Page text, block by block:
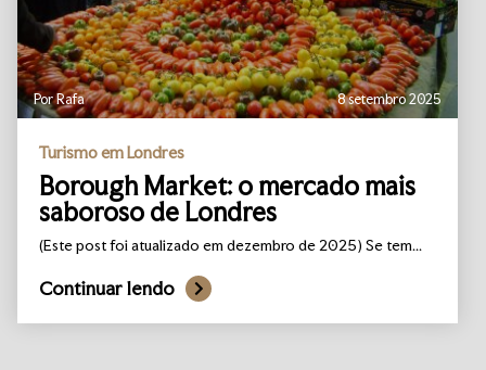
Por Rafa 8 setembro 2025
Turismo em Londres
Borough Market: o mercado mais
saboroso de Londres
(Este post foi atualizado em dezembro de 2025) Se tem...
Continuar lendo